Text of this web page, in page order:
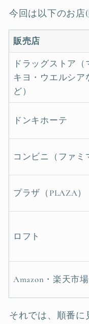
今回は以下のお店
販売店
ドラッグストア（
キヨ・ウエルシア
ど）
ドンキホーテ
コンビニ（ファミ
プラザ（PLAZA）
ロフト
Amazon・楽天市場
それでは、順番に